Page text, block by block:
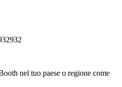
nel tuo paese o regione come